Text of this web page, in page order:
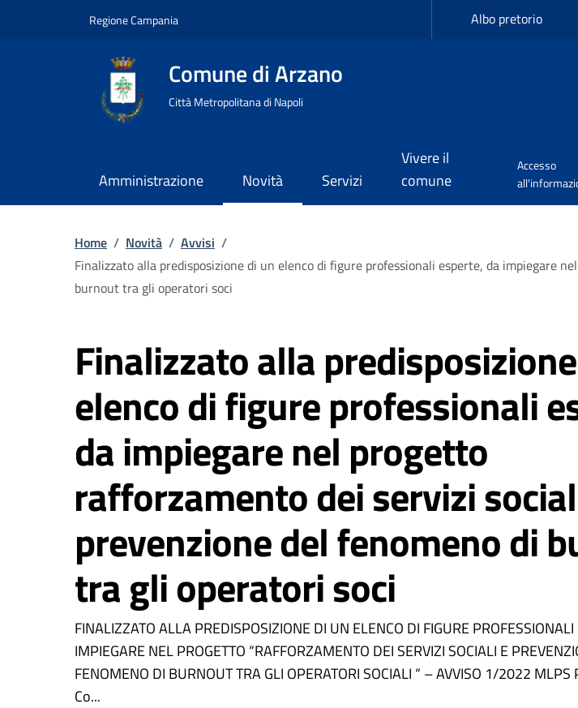
Regione Campania Albo pretorio
Comune di Arzano
Città Metropolitana di Napoli
Amministrazione Novità Servizi
Vivere il
comune
Accesso
Home / Novità / Avvisi /
Finalizzato alla predisposizione di un elenco di figure professionali esperte, da impiegare
burnout tra gli operatori soci
Finalizzato alla
elenco di figure professionali
da impiegare nel progetto
rafforzamento dei servizi
prevenzione del fenomeno di
tra gli operatori soci
FINALIZZATO ALLA PREDISPOSIZIONE DI UN ELENCO DI FIGURE
IMPIEGARE NEL PROGETTO “RAFFORZAMENTO DEI SERVIZI SOCIALI E
FENOMENO DI BURNOUT TRA GLI OPERATORI SOCIALI “ – AVVISO 1/2022
Co...